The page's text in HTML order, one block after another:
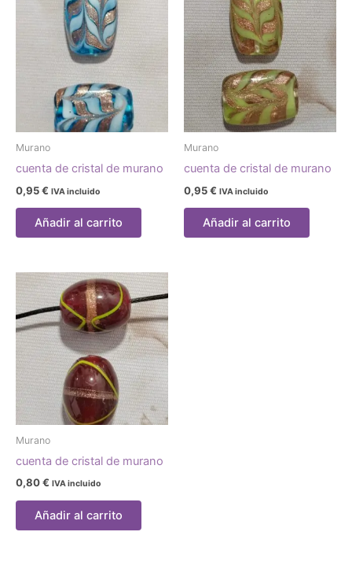
Murano
cuenta de cristal de murano
0,95€ IVA incluido
Añadir al carrito
Murano
cuenta de cristal de murano
0,95€ IVA incluido
Añadir al carrito
Murano
cuenta de cristal de murano
0,80€ IVA incluido
Añadir al carrito